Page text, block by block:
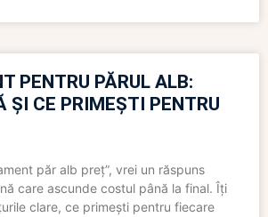
PENTRU PĂRUL ALB:
ȘI CE PRIMEȘTI PENTRU
păr alb preț”, vrei un răspuns
care ascunde costul până la final. Îți
clare, ce primești pentru fiecare